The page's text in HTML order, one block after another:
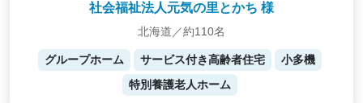
社会福祉法人元気の里とかち 様
北海道／約110名
グループホーム サービス付き高齢者住宅
小多機
特別養護老人ホーム